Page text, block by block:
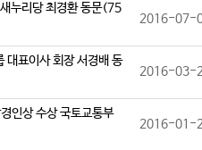
누리당 최경환 동문(75
2016-07-
대표이사 회장 서경배 동
2016-03-
인상 수상 국토교통부
2016-01-